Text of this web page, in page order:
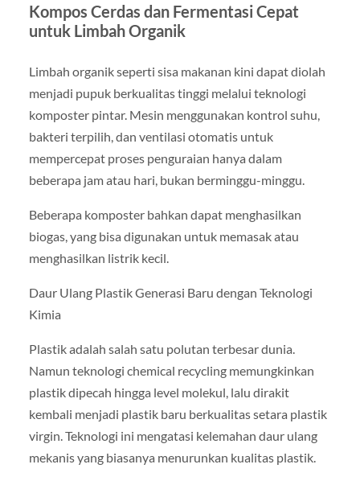
Kompos Cerdas dan Fermentasi Cepat
untuk Limbah Organik
Limbah organik seperti sisa makanan kini dapat diolah
menjadi pupuk berkualitas tinggi melalui teknologi
komposter pintar. Mesin menggunakan kontrol suhu,
bakteri terpilih, dan ventilasi otomatis untuk
mempercepat proses penguraian hanya dalam
beberapa jam atau hari, bukan berminggu-minggu.
Beberapa komposter bahkan dapat menghasilkan
biogas, yang bisa digunakan untuk memasak atau
menghasilkan listrik kecil.
Daur Ulang Plastik Generasi Baru dengan Teknologi
Kimia
Plastik adalah salah satu polutan terbesar dunia.
Namun teknologi chemical recycling memungkinkan
plastik dipecah hingga level molekul, lalu dirakit
kembali menjadi plastik baru berkualitas setara plastik
virgin. Teknologi ini mengatasi kelemahan daur ulang
mekanis yang biasanya menurunkan kualitas plastik.